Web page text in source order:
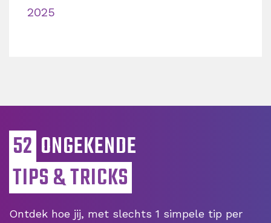
2025
52 ONGEKENDE
TIPS & TRICKS
Ontdek hoe jij, met slechts 1 simpele tip per